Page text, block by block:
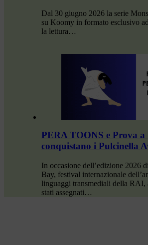
Dal 30 giugno 2026 la serie
su Koomy in formato esclusivo
la lettura…
PERA TOONS e Prova a
conquistano i Pulcinella
In occasione dell’edizione 2026
Bay, festival internazionale
linguaggi transmediali della RAI,
stati assegnati…